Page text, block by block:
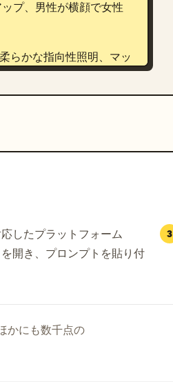
プ、男性が横顔で女性
らかな指向性照明、マッ
ブック風エディトリアル
したプラットフォーム
開き、プロンプトを貼り付
3
かにも数千点の